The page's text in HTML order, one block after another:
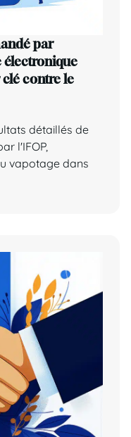
par
électronique
contre le
détaillés de
l'IFOP,
vapotage dans